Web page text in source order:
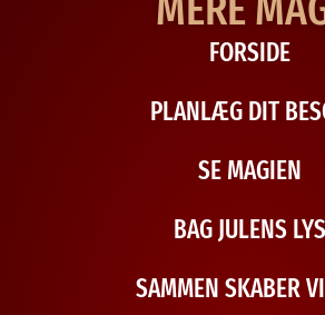
FORSIDE
PLANLÆG DIT
SE MAGIEN
BAG JULENS LYS
SAMMEN SKABER